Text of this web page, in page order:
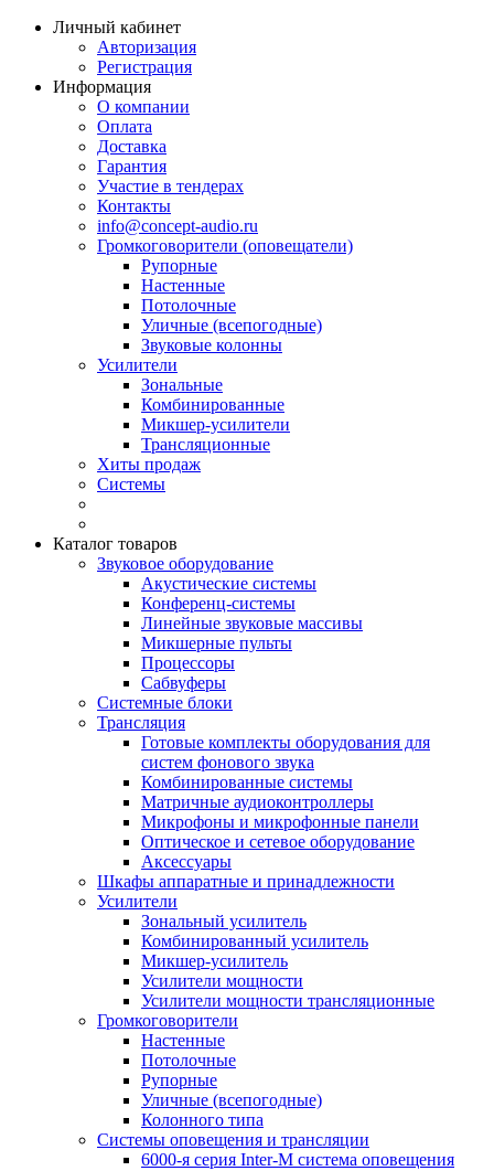
Личный кабинет
Авторизация
Регистрация
Информация
О компании
Оплата
Доставка
Гарантия
Участие в тендерах
Контакты
info@concept-audio.ru
Громкоговорители (оповещатели)
Рупорные
Настенные
Потолочные
Уличные (всепогодные)
Звуковые колонны
Усилители
Зональные
Комбинированные
Микшер-усилители
Трансляционные
Хиты продаж
Системы
Каталог товаров
Звуковое оборудование
Акустические системы
Конференц-системы
Линейные звуковые массивы
Микшерные пульты
Процессоры
Сабвуферы
Системные блоки
Трансляция
Готовые комплекты оборудования для
систем фонового звука
Комбинированные системы
Матричные аудиоконтроллеры
Микрофоны и микрофонные панели
Оптическое и сетевое оборудование
Аксессуары
Шкафы аппаратные и принадлежности
Усилители
Зональный усилитель
Комбинированный усилитель
Микшер-усилитель
Усилители мощности
Усилители мощности трансляционные
Громкоговорители
Настенные
Потолочные
Рупорные
Уличные (всепогодные)
Колонного типа
Системы оповещения и трансляции
6000-я серия Inter-M система оповещения